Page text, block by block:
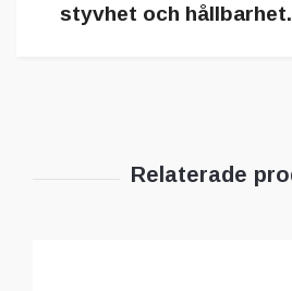
styvhet och hållbarhet.